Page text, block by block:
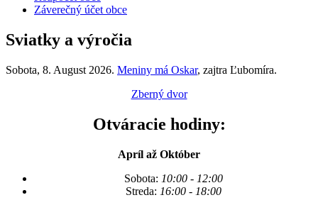
Záverečný účet obce
Sviatky a výročia
Sobota, 8. August 2026. Meniny má Oskar, zajtra Ľubomíra.
Zberný dvor
Otváracie hodiny:
Apríl až Október
Sobota: 10:00 - 12:00
Streda: 16:00 - 18:00